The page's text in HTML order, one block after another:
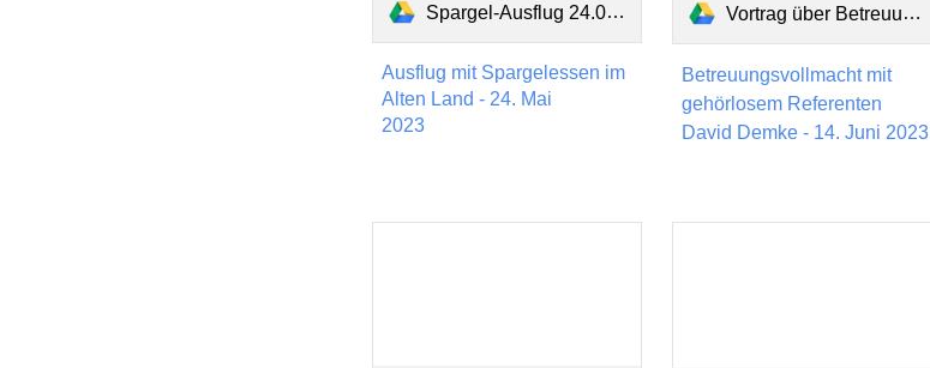
Spargel-Ausflug 24.04.2023.pdf
Ausflug mit Spargelessen im
Alten Land - 24. Mai
2023
Vortrag über Betreuungsvollmacht.pdf
Betreuungsvollmacht mit
gehörlosem Referenten
David Demke - 14. Juni 2023